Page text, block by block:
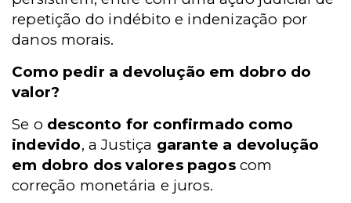
repetição do indébito e indenização por
danos morais.
Como pedir a devolução em dobro do
valor?
Se o desconto for confirmado como
indevido, a Justiça garante a devolução
em dobro dos valores pagoscom
correção monetária e juros.